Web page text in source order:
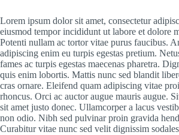
Lorem ipsum dolor sit amet, consectetur
eiusmod tempor incididunt ut labore et dolore
Potenti nullam ac tortor vitae purus faucibus.
adipiscing enim eu turpis egestas pretium.
fames ac turpis egestas maecenas pharetra.
quis enim lobortis. Mattis nunc sed blandit
cras ornare. Eleifend quam adipiscing vitae
rhoncus. Orci ac auctor augue mauris augue.
sit amet justo donec. Ullamcorper a lacus
non odio. Nibh sed pulvinar proin gravida
Curabitur vitae nunc sed velit dignissim